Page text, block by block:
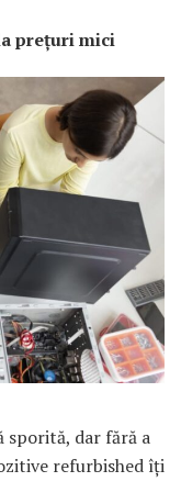
prețuri mici
sporită, dar fără a
refurbished îți